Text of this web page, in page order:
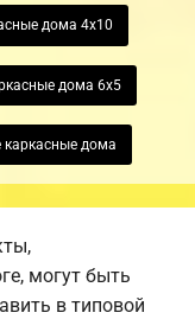
дома 4х10
дома 6х5
каркасные дома
могут быть
в типовой